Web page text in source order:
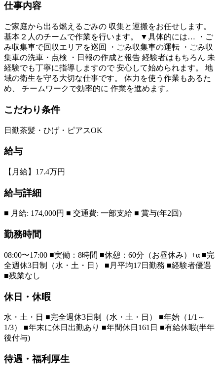
仕事内容
ご家庭から出る燃えるごみの 収集と運搬をお任せします。
基本２人のチームで作業を行います。 ▼具体的には… ・ご
み収集車で回収エリアを巡回 ・ごみ収集車の運転 ・ごみ収
集車の洗車・点検 ・日報の作成と報告 経験者はもちろん 未
経験でも丁寧に指導しますので 安心して始められます。 地
域の衛生を守る大切な仕事です。 体力を使う作業もあるた
め、 チームワークで効率的に 作業を進めます。
こだわり条件
日勤茶髪・ひげ・ピアスOK
給与
【月給】17.4万円
給与詳細
■ 月給: 174,000円 ■ 交通費: 一部支給 ■ 賞与(年2回)
勤務時間
08:00〜17:00 ■実働：8時間 ■休憩：60分（お昼休み）+α ■完
全週休3日制（水・土・日） ■月平均17日勤務 ■経験者優遇
■残業なし
休日・休暇
水・土・日 ■完全週休3日制（水・土・日） ■年始（1/1～
1/3） ■年末に休日出勤あり ■年間休日161日 ■有給休暇(半年
後付与)
待遇・福利厚生